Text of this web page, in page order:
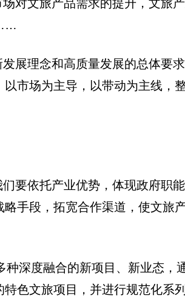
对文旅产品需求的提升，文旅
展理念和高质量发展的总体要
市场为主导，以带动为主线，
要依托产业优势，体现政府职
手段，拓宽合作渠道，使文旅
深度融合的新项目、新业态
色文旅项目，并进行规范化系